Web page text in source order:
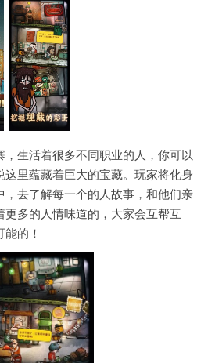
生活着很多不同职业的人，你可以
这里蕴藏着巨大的宝藏。玩家将化身
，去了解每一个的人故事，和他们亲
更多的人情味道的，大家会互帮互
的！